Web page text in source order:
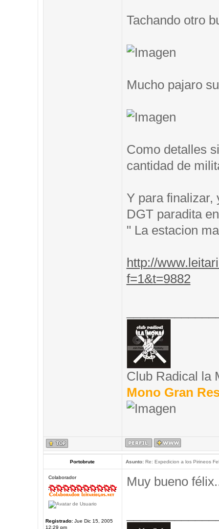
Tachando otro
Mucho pajaro
Como detalles
cantidad de
Y para finalizar,
DGT paradita
" La estacion
http://
f=1&t=9882
Club Radical la
Mono Gran
Portobrute Asunto:Re: Expedicion a los Pirineos
Colaborador
Registrado:Jue Dic 15, 2005
12:29 pm
Muy bueno